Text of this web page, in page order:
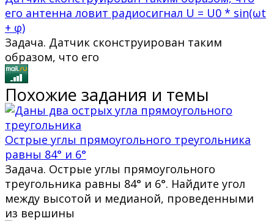
его антенна ловит радиосигнал U = U0 * sin(ωt
+ φ)
Задача. Датчик сконструирован таким
образом, что его
Похожие задания и темы
Острые углы прямоугольного треугольника
равны 84° и 6°
Задача. Острые углы прямоугольного
треугольника равны 84° и 6°. Найдите угол
между высотой и медианой, проведенными
из вершины